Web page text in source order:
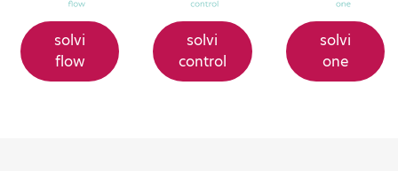
solvi
flow
solvi
control
solvi
one